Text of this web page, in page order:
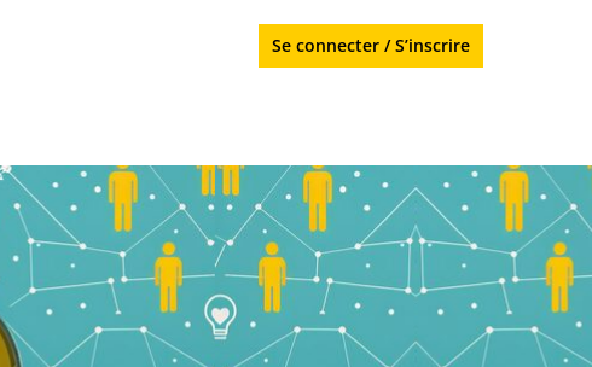
Se connecter / S’inscrire